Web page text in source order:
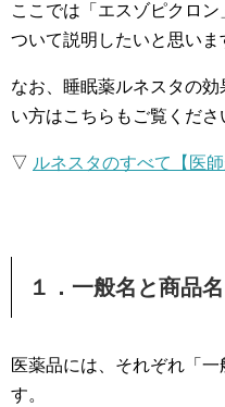
ここでは「エスゾピクロ
ついて説明したいと思いま
なお、睡眠薬ルネスタの
い方はこちらもご覧くださ
▽ ルネスタのすべて【医
１．一般名と商品名
医薬品には、それぞれ「
す。